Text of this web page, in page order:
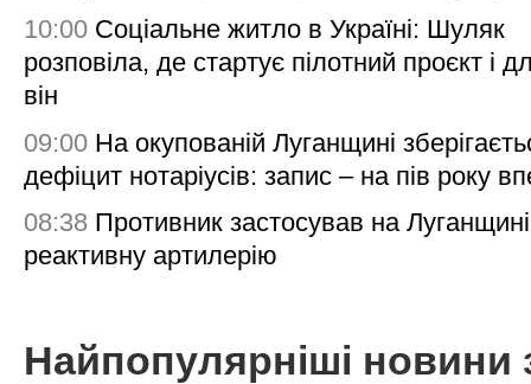
10:00 Соціальне житло в Україні: Шуляк
розповіла, де стартує пілотний проєкт і
він
09:00 На окупованій Луганщині
дефіцит нотаріусів: запис – на пів року
08:38 Противник застосував на Луганщині
реактивну артилерію
Найпопулярніші новини